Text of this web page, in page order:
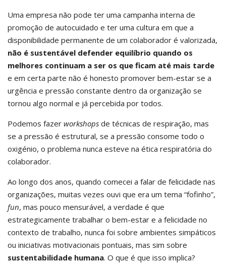
Uma empresa não pode ter uma campanha interna de
promoção de autocuidado e ter uma cultura em que a
disponibilidade permanente de um colaborador é valorizada,
não é sustentável defender equilíbrio quando os
melhores continuam a ser os que ficam até mais tarde
e em certa parte não é honesto promover bem-estar se a
urgência e pressão constante dentro da organização se
tornou algo normal e já percebida por todos.
Podemos fazer workshops de técnicas de respiração, mas
se a pressão é estrutural, se a pressão consome todo o
oxigénio, o problema nunca esteve na ética respiratória do
colaborador.
Ao longo dos anos, quando comecei a falar de felicidade nas
organizações, muitas vezes ouvi que era um tema “fofinho”,
fun, mas pouco mensurável, a verdade é que
estrategicamente trabalhar o bem-estar e a felicidade no
contexto de trabalho, nunca foi sobre ambientes simpáticos
ou iniciativas motivacionais pontuais, mas sim sobre
sustentabilidade humana. O que é que isso implica?